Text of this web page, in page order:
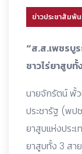
ข่าวประชาสัมพั
“ส.ส.เพชรบู
ชาวไร่ยาสูบ
นายจักรัตน์ พั้
ประชารัฐ (พป
ยาสูบแห่งประ
ยาสูบทั้ง 3 สา